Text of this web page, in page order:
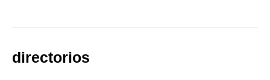
directorios